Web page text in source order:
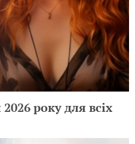
року для всіх